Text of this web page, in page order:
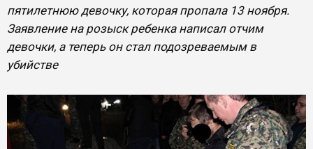
пятилетнюю девочку, которая пропала 13 ноября.
Заявление на розыск ребенка написал отчим
девочки, а теперь он стал подозреваемым в
убийстве